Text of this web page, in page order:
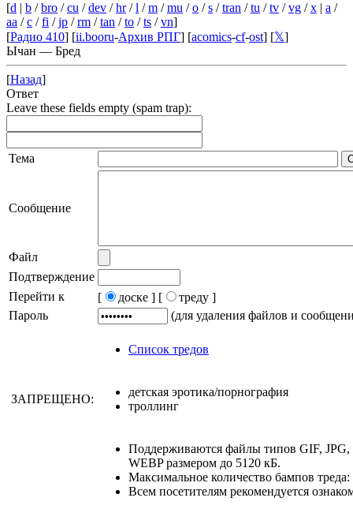
[d | b /bro /cu /dev /hr/l /m /mu /o /s /tran /tu /tv /vg /x | a /
aa /c /fi /jp /rm /tan /to /ts /vn]
[Радио 410] [ii.booru-Архив РПГ] [acomics-cf-ost] [𝕏]
Ычан — Бред
[Назад]
Ответ
Leave these fields empty (spam trap):
Тема
Сообщение
Файл
Подтверждение
Перейти к
[ доске ] [
треду ]
Пароль
(для удаления файлов и
Список тредов
ЗАПРЕЩЕНО:
детская эротика/порнография
троллинг
Поддерживаются файлы типов GIF,
WEBP размером до 5120 кБ.
Максимальное количество бампов треда:
Всем посетителям рекомендуется